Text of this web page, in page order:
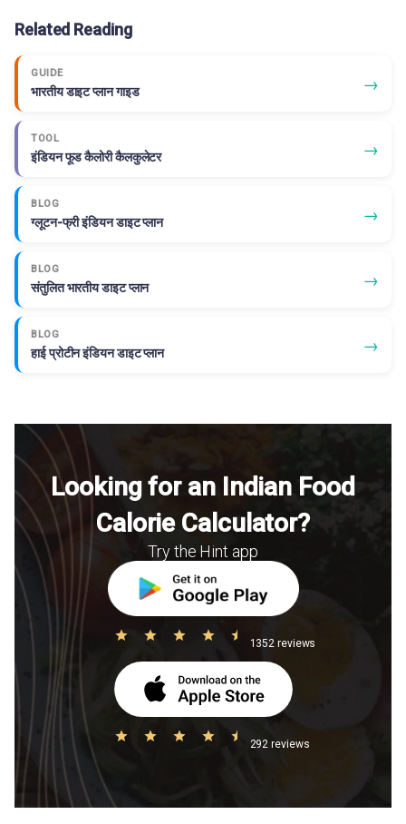
Related Reading
GUIDE
भारतीय डाइट प्लान गाइड →
TOOL
इंडियन फूड कैलोरी कैलकुलेटर →
BLOG
ग्लूटन-फ्री इंडियन डाइट प्लान →
BLOG
संतुलित भारतीय डाइट प्लान →
BLOG
हाई प्रोटीन इंडियन डाइट प्लान →
Looking for an Indian Food
Calorie Calculator?
Try the Hint app
1352 reviews
292 reviews